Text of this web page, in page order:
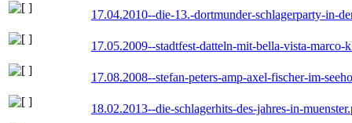
17.04.2010--die-13.-dortmunder-schlagerparty-in-
17.05.2009--stadtfest-datteln-mit-bella-vista-marco-
17.08.2008--stefan-peters-amp-axel-fischer-im-
18.02.2013--die-schlagerhits-des-jahres-in-